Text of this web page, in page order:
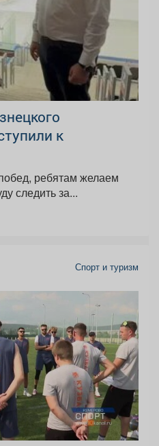
к
ребятам желаем
в новом сезоне. Буду следить за...
Спорт и туризм